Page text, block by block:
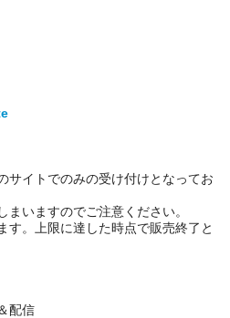
サイトでのみの受け付けとなってお
いますのでご注意ください。
す。上限に達した時点で販売終了と
配信